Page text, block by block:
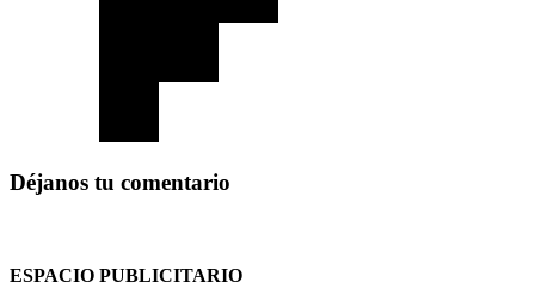
Déjanos tu comentario
ESPACIO PUBLICITARIO